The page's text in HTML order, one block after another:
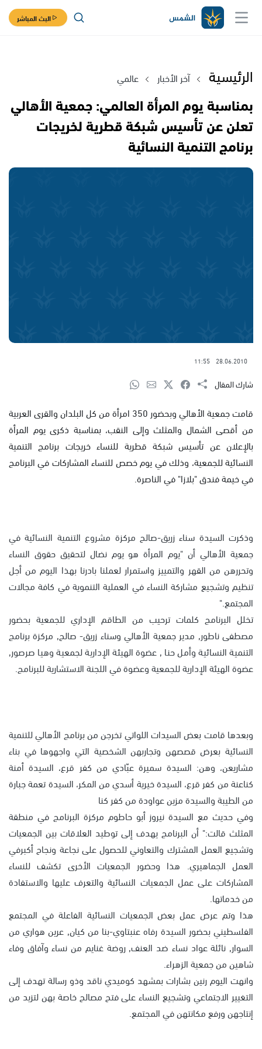
البث المباشر
الرئيسية آخر الأخبار عالمي
بمناسبة يوم المرأة العالمي: جمعية الأهالي
تعلن عن تأسيس شبكة قطرية لخريجات
برنامج التنمية النسائية
28.06.2010
11:55
شارك المقال
قامت جمعية الأهالي وبحضور 350 امرأة من كل البلدان والقرى العربية
من أقصى الشمال والمثلث وإلى النقب، بمناسبة ذكرى يوم المرأة
بالإعلان عن تأسيس شبكة قطرية للنساء خريجات برنامج التنمية
النسائية للجمعية، وذلك في يوم خصص للنساء المشاركات في البرنامج
في خيمة فندق "بلازا" في الناصرة.
وذكرت السيدة سناء زريق-صالح مركزة مشروع التنمية النسائية في
جمعية الأهالي أن "يوم المرأة هو يوم نضال لتحقيق حقوق النساء
وتحررهن من القهر والتمييز واستمرار لعملنا بادرنا بهذا اليوم من أجل
تنظيم وتشجيع مشاركة النساء في العملية التنموية في كافة مجالات
المجتمع."
تخلل البرنامج كلمات ترحيب من الطاقم الإداري للجمعية بحضور
مصطفى ناطور, مدير جمعية الأهالي وسناء زريق- صالح, مركزة برنامج
التنمية النسائية وأمل حنا , عضوة الهيئة الإدارية لجمعية وهيا صرصور,
عضوة الهيئة الإدارية للجمعية وعضوة في اللجنة الاستشارية للبرنامج.
وبعدها قامت بعض السيدات اللواتي تخرجن من برنامج الأهالي للتنمية
النسائية بعرض قصصهن وتجاربهن الشخصية التي واجهوها في بناء
مشاريعن، وهن: السيدة سميرة عبّادي من كفر قرع، السيدة أمنة
كناعنة من كفر قرع، السيدة خيرية أسدي من المكر، السيدة تعمة جبارة
من الطيبة والسيدة مزين عواودة من كفر كنا
وفي حديث مع السيدة نيروز أبو حاطوم مركزة البرنامج في منطقة
المثلث قالت:" أن البرنامج يهدف إلى توطيد العلاقات بين الجمعيات
وتشجيع العمل المشترك والتعاوني للحصول على نجاعة ونجاح أكبرفي
العمل الجماهيري. هذا وحضور الجمعيات الأخرى تكشف للنساء
المشاركات على عمل الجمعيات النسائية والتعرف عليها والاستفادة
من خدماتها.
هذا وتم عرض عمل بعض الجمعيات النسائية الفاعلة في المجتمع
الفلسطيني بحضور السيدة رفاه عنبتاوي-بنا من كيان, عرين هواري من
السوار, نائلة عواد نساء ضد العنف, روضة غنايم من نساء وآفاق وفاء
شاهين من جمعية الزهراء.
وانهت اليوم رنين بشارات بمشهد كوميدي ناقد وذو رسالة تهدف إلى
التغيير الاجتماعي وتشجيع النساء على فتح مصالح خاصة بهن لتزيد من
إنتاجهن ورفع مكانتهن في المجتمع.